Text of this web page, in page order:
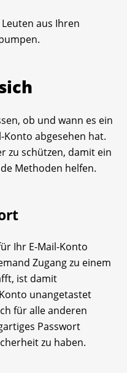
aus Ihren
ob und wann es ein
Konto abgesehen hat.
zu schützen, damit ein
Methoden helfen.
Ihr E-Mail-Konto
Zugang zu einem
ist damit
unangetastet
für alle anderen
Passwort
zu haben.